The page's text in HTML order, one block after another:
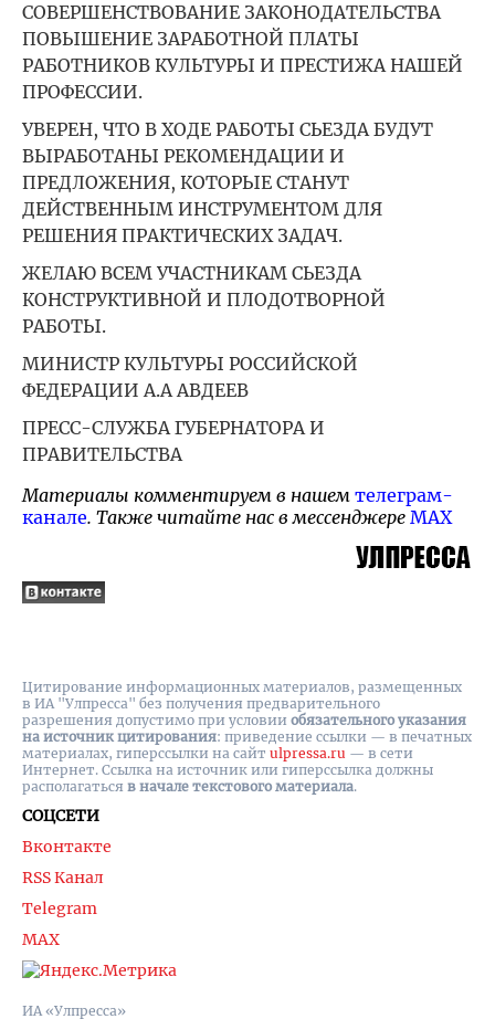
СОВЕРШЕНСТВОВАНИЕ ЗАКОНОДАТЕЛЬСТВА
ПОВЫШЕНИЕ ЗАРАБОТНОЙ ПЛАТЫ
РАБОТНИКОВ КУЛЬТУРЫ И ПРЕСТИЖА НАШЕЙ
ПРОФЕССИИ.
УВЕРЕН, ЧТО В ХОДЕ РАБОТЫ СЬЕЗДА БУДУТ
ВЫРАБОТАНЫ РЕКОМЕНДАЦИИ И
ПРЕДЛОЖЕНИЯ, КОТОРЫЕ СТАНУТ
ДЕЙСТВЕННЫМ ИНСТРУМЕНТОМ ДЛЯ
РЕШЕНИЯ ПРАКТИЧЕСКИХ ЗАДАЧ.
ЖЕЛАЮ ВСЕМ УЧАСТНИКАМ СЬЕЗДА
КОНСТРУКТИВНОЙ И ПЛОДОТВОРНОЙ
РАБОТЫ.
МИНИСТР КУЛЬТУРЫ РОССИЙСКОЙ
ФЕДЕРАЦИИ А.А АВДЕЕВ
ПРЕСС-СЛУЖБА ГУБЕРНАТОРА И
ПРАВИТЕЛЬСТВА
Материалы комментируем в нашем телеграм-
канале. Также читайте нас в мессенджере MAX
ИА «Улпресса»
СОЦСЕТИ
Вконтакте
RSS Канал
Telegram
MAX
Цитирование информационных материалов, размещенных
в ИА "Улпресса" без получения предварительного
разрешения допустимо при условии обязательного указания
на источник цитирования: приведение ссылки — в печатных
материалах, гиперссылки на cайт ulpressa.ru — в сети
Интернет. Ссылка на источник или гиперссылка должны
располагаться в начале текстового материала.